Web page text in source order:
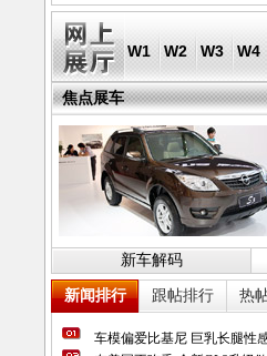
W1 W2 W3 W4
焦点展车
新车解码
新闻排行 跟帖排行 热
车模偏爱比基尼 巨乳长腿性